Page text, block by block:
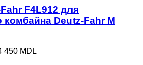
F4L912 для
комбайна Deutz-Fahr M
450 MDL